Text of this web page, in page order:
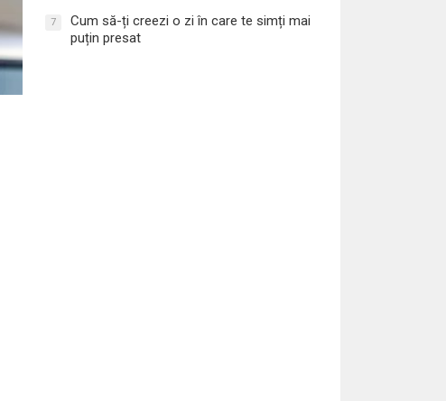
7
Cum să-ți creezi o zi în care te simți mai
puțin presat